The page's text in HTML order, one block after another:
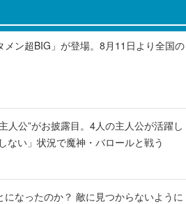
メン超BIG」が登場。8月11日より全国の
人公”がお披露目。4人の主人公が活躍し
ない」状況で魔神・バロールと戦う
なったのか？ 敵に見つからないように